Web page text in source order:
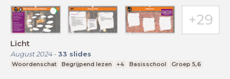
Licht
August 2024- 33 slides
Woordenschat Begrijpend lezen +4 Basisschool Groep 5,6